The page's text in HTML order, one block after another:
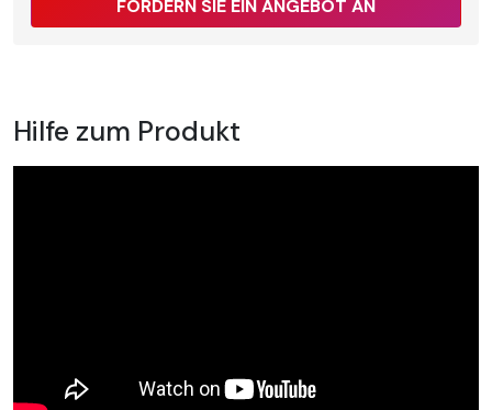
FORDERN SIE EIN ANGEBOT AN
Hilfe zum Produkt